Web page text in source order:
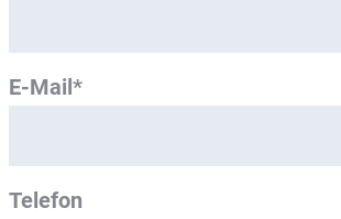
E-Mail*
Telefon